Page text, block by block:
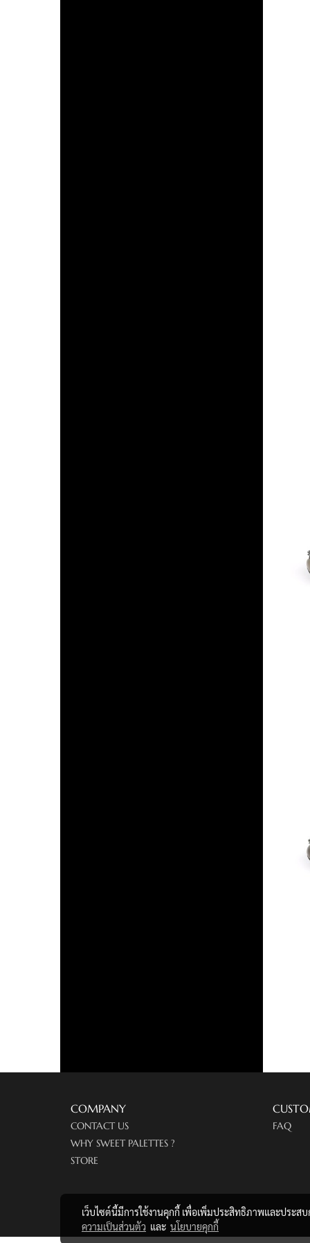
COMPANY
CONTACT US
WHY SWEET PALETTES ?
STORE
FAQ
เว็บไซต์นี้มีการใช้งานคุกกี้ เพื่อเพิ่มประสิทธิภาพและประส
ความเป็นส่วนตัว และ นโยบายคุกกี้